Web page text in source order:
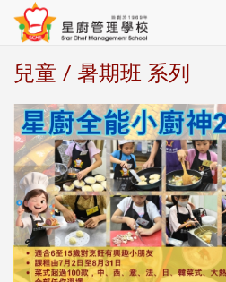
兒童 / 暑期班 系列